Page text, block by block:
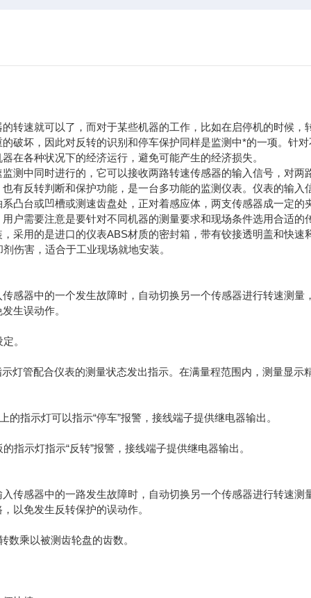
转速就可以了，而对于某些机器的工作，比如在启停机的时候，
破坏，因此对反转的识别和停车保护同样是监测中*的一项。针
在各种状况下的经济运行，避免可能产生的经济损失。
测中同时进行的，它可以接收两路转速传感器的输入信号，对两
有反转判断和保护功能，是一台多功能的监测仪表。仪表的输入
凸台或凹槽或测速齿盘处，正对着感应体，两支传感器成一定的
户需要注意是要针对不同机器的测量要求和现场条件选用合适的
采用的是进口的仪表ABS材质的密封箱，带有铰接透明盖和快速
伤害，适合于工业现场就地安装。
感器中的一个发生故障时，自动切换另一个传感器进行转速测量
生误动作。
。
灯管配合仪表的测量状态发出指示。在满量程范围内，测量显示
指示灯可以指示“停车”报警，接线端子提供继电器输出。
指示灯指示“反转”报警，接线端子提供继电器输出。
传感器中的一路发生故障时，自动切换另一个传感器进行转速测
以免发生反转保护的误动作。
数乘以被测齿轮盘的齿数。